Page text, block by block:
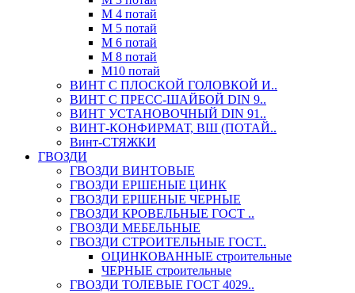
М 4 потай
М 5 потай
М 6 потай
М 8 потай
М10 потай
ВИНТ С ПЛОСКОЙ ГОЛОВКОЙ И..
ВИНТ С ПРЕСС-ШАЙБОЙ DIN 9..
ВИНТ УСТАНОВОЧНЫЙ DIN 91..
ВИНТ-КОНФИРМАТ, ВШ (ПОТАЙ..
Винт-СТЯЖКИ
ГВОЗДИ
ГВОЗДИ ВИНТОВЫЕ
ГВОЗДИ ЕРШЕНЫЕ ЦИНК
ГВОЗДИ ЕРШЕНЫЕ ЧЕРНЫЕ
ГВОЗДИ КРОВЕЛЬНЫЕ ГОСТ ..
ГВОЗДИ МЕБЕЛЬНЫЕ
ГВОЗДИ СТРОИТЕЛЬНЫЕ ГОСТ..
ОЦИНКОВАННЫЕ строительные
ЧЕРНЫЕ строительные
ГВОЗДИ ТОЛЕВЫЕ ГОСТ 4029..